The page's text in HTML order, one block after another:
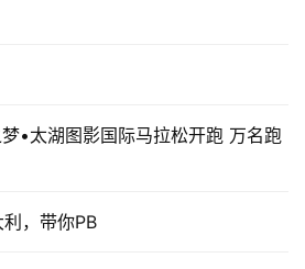
•太湖图影国际马拉松开跑 万名跑
，带你PB